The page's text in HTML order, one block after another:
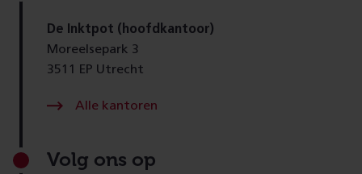
De Inktpot (hoofdkantoor)
Moreelsepark 3
3511 EP Utrecht
Alle kantoren
Volg ons op